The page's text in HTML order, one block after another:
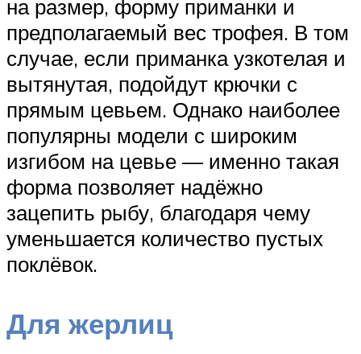
на размер, форму приманки и
предполагаемый вес трофея. В том
случае, если приманка узкотелая и
вытянутая, подойдут крючки с
прямым цевьем. Однако наиболее
популярны модели с широким
изгибом на цевье — именно такая
форма позволяет надёжно
зацепить рыбу, благодаря чему
уменьшается количество пустых
поклёвок.
Для жерлиц